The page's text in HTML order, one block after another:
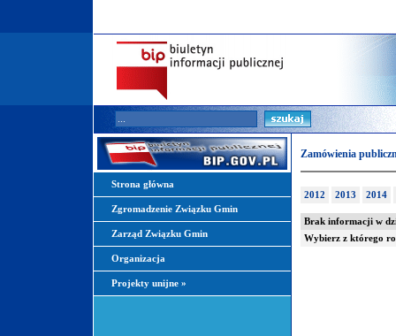
Strona główna
Zgromadzenie Związku Gmin
Zarząd Związku Gmin
Organizacja
Projekty unijne »
Zamówienia
2012 2013 2014
Brak informacji w
Wybierz z którego